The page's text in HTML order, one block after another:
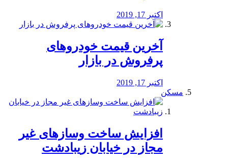
اکتبر 17, 2019
آخرین قیمت خودرو‌های
پرفروش در بازار
اکتبر 17, 2019
مسکن
افزایش ساخت وسازهای غیر
مجاز در خیابان زیبادشت